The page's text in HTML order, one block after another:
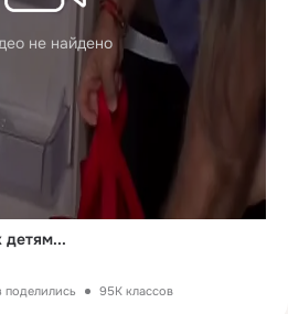
не найдено
детям...
поделились 95K классов